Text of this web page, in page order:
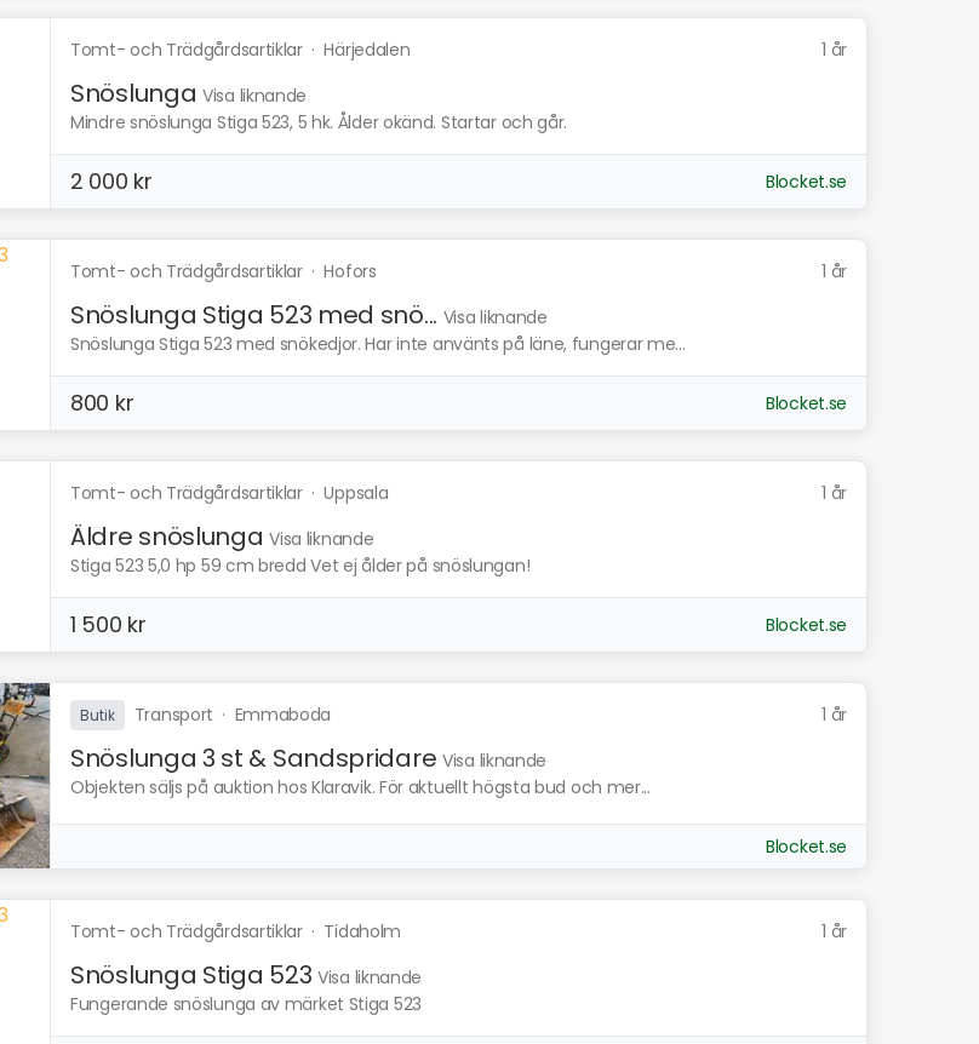
Tomt- och Trädgårdsartiklar·Härjedalen 1 år
Snöslunga Visa liknande
Mindre snöslunga Stiga 523, 5 hk. Ålder okänd. Startar och går.
2 000 kr Blocket.se
Tomt- och Trädgårdsartiklar·Hofors 1 år
Snöslunga Stiga 523 med snö... Visa liknande
Snöslunga Stiga 523 med snökedjor. Har inte använts på läne, fungerar me...
800 kr Blocket.se
Tomt- och Trädgårdsartiklar·Uppsala 1 år
Äldre snöslunga Visa liknande
Stiga 523 5,0 hp 59 cm bredd Vet ej ålder på snöslungan!
1 500 kr Blocket.se
Butik Transport · Emmaboda 1 år
Snöslunga 3 st & Sandspridare Visa liknande
Objekten säljs på auktion hos Klaravik. För aktuellt högsta bud och mer...
Blocket.se
Tomt- och Trädgårdsartiklar· Tidaholm 1 år
Snöslunga Stiga 523 Visa liknande
Fungerande snöslunga av märket Stiga 523